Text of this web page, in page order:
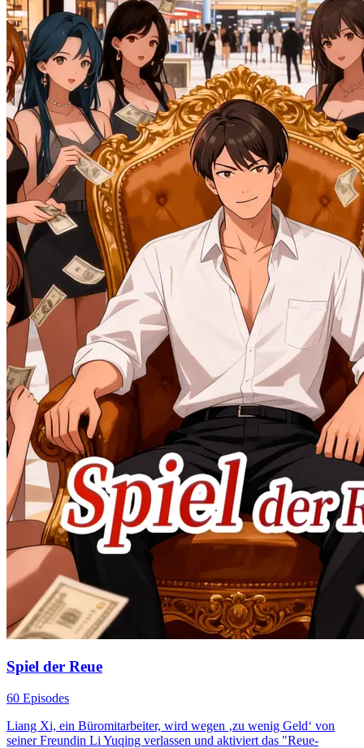
Spiel der Reue
60 Episodes
Liang Xi, ein Büromitarbeiter, wird wegen ‚zu wenig Geld‘ von
seiner Freundin Li Yuqing verlassen und aktiviert das "Reue-